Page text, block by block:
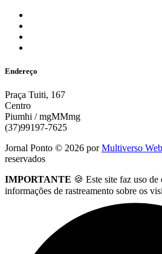
Endereço
Praça Tuiti, 167
Centro
Piumhi / mgMMmg
(37)99197-7625
Jornal Ponto © 2026 porMultiverso Web
reservados
IMPORTANTE 🍪 Este site faz uso
informações de rastreamento sobre os